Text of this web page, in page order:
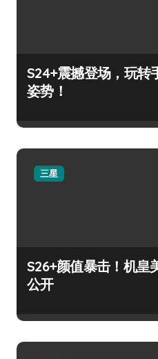
S24+震撼登场，玩转
姿势！
三星
S26+颜值暴击！机皇
公开